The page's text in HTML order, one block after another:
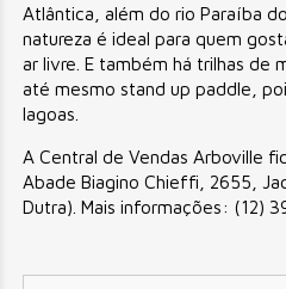
Atlântica, além do rio Paraíba
natureza é ideal para quem
ar livre. E também há trilhas de
até mesmo stand up paddle,
lagoas.
A Central de Vendas Arboville
Abade Biagino Chieffi, 2655,
Dutra). Mais informações: (12)